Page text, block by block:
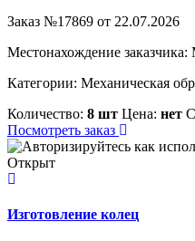
Заказ №17869 от 22.07.2026
Местонахождение
Категории: Механическая
Количество: 8 шт Цена: нет
Посмотреть заказ
Открыт
Изготовление колец